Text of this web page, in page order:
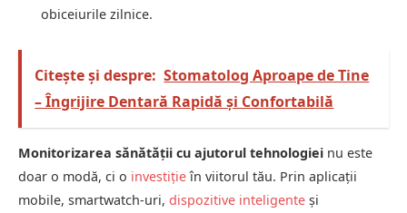
obiceiurile zilnice.
Citește și despre: Stomatolog Aproape de Tine
– Îngrijire Dentară Rapidă și Confortabilă
Monitorizarea sănătății cu ajutorul tehnologiei nu este
doar o modă, ci o investițieîn viitorul tău. Prin aplicații
mobile, smartwatch-uri, dispozitive inteligente și